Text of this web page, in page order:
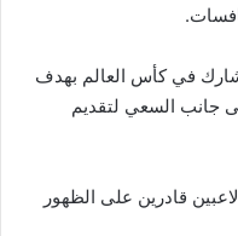
في كأس العالم بهدف
جانب السعي لتقديم
قادرين على الظهور